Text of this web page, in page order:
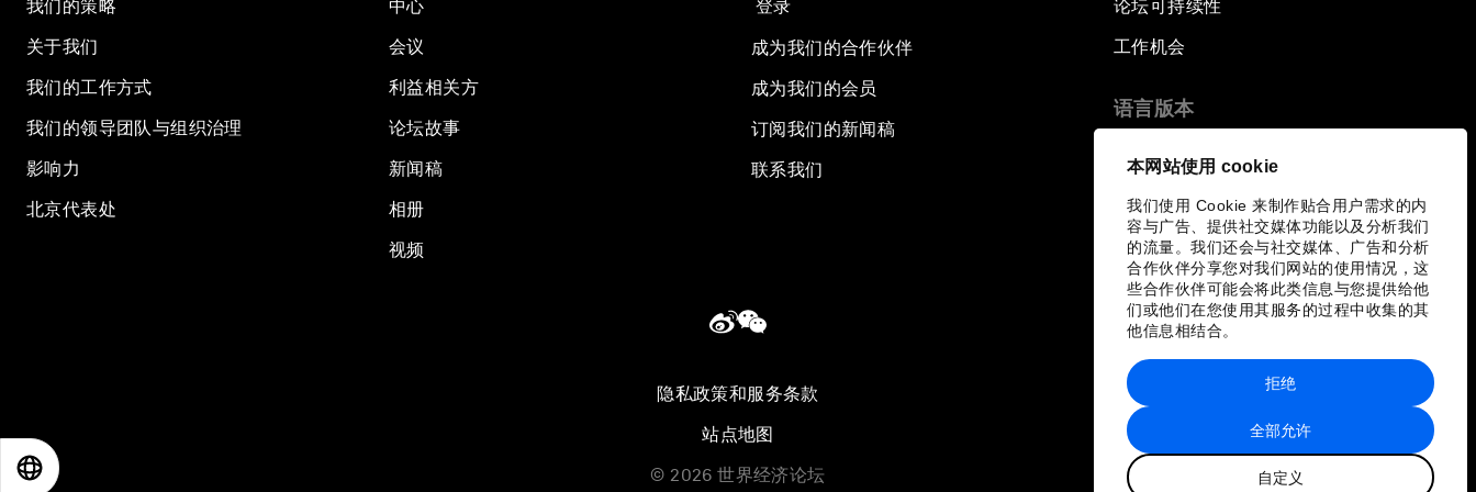
本网站使用 cookie
我们使用 Cookie 来制作贴合用户需求的内
容与广告、提供社交媒体功能以及分析我们
的流量。我们还会与社交媒体、广告和分析
合作伙伴分享您对我们网站的使用情况，这
些合作伙伴可能会将此类信息与您提供给他
们或他们在您使用其服务的过程中收集的其
他信息相结合。
全部允许
自定义
拒绝
我们的策略
关于我们
我们的工作方式
我们的领导团队与组织治理
影响力
北京代表处
中心
会议
利益相关方
论坛故事
新闻稿
相册
视频
登录
成为我们的合作伙伴
成为我们的会员
订阅我们的新闻稿
联系我们
论坛可持续性
工作机会
语言版本
隐私政策和服务条款
站点地图
© 2026 世界经济论坛